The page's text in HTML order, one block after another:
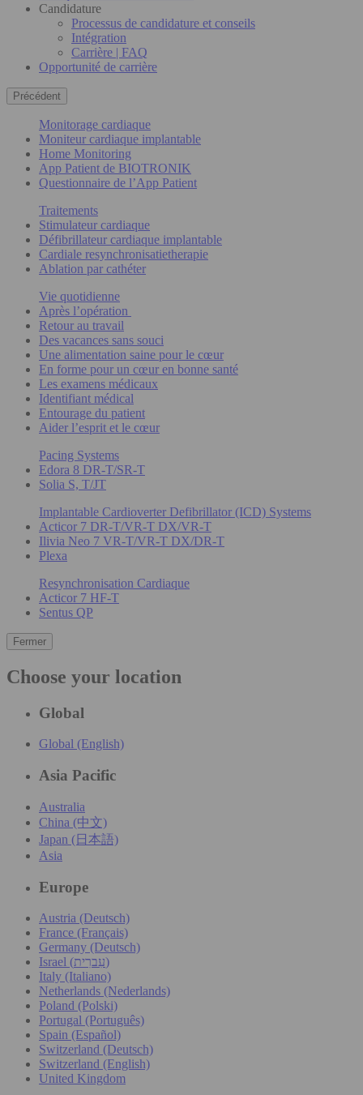
Candidature
Processus de candidature et conseils
Intégration
Carrière | FAQ
Opportunité de carrière
Précédent
Monitorage cardiaque
Moniteur cardiaque implantable
Home Monitoring
App Patient de BIOTRONIK
Questionnaire de l’App Patient
Traitements
Stimulateur cardiaque
Défibrillateur cardiaque implantable
Cardiale resynchronisatietherapie
Ablation par cathéter
Vie quotidienne
Après l’opération
Retour au travail
Des vacances sans souci
Une alimentation saine pour le cœur
En forme pour un cœur en bonne santé
Les examens médicaux
Identifiant médical
Entourage du patient
Aider l’esprit et le cœur
Pacing Systems
Edora 8 DR-T/SR-T
Solia S, T/JT
Implantable Cardioverter Defibrillator (ICD) Systems
Acticor 7 DR-T/VR-T DX/VR-T
Ilivia Neo 7 VR-T/VR-T DX/DR-T
Plexa
Resynchronisation Cardiaque
Acticor 7 HF-T
Sentus QP
Fermer
Choose your location
Global
Global (English)
Asia Pacific
Australia
China (中文)
Japan (日本語)
Asia
Europe
Austria (Deutsch)
France (Français)
Germany (Deutsch)
Israel (עִברִית)
Italy (Italiano)
Netherlands (Nederlands)
Poland (Polski)
Portugal (Português)
Spain (Español)
Switzerland (Deutsch)
Switzerland (English)
United Kingdom